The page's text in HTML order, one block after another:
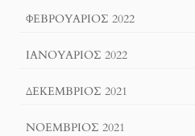
ΦΕΒΡΟΥΆΡΙΟΣ 2022
ΙΑΝΟΥΆΡΙΟΣ 2022
ΔΕΚΈΜΒΡΙΟΣ 2021
ΝΟΈΜΒΡΙΟΣ 2021